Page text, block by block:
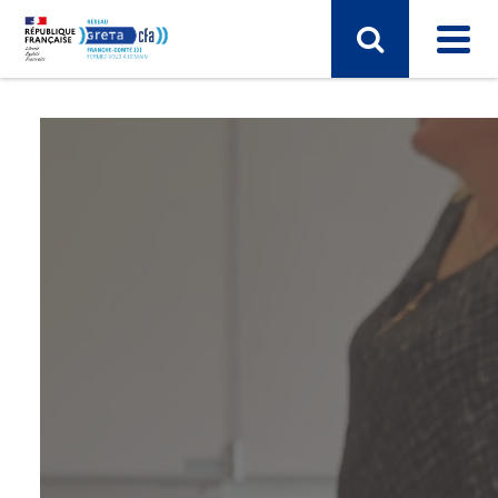
Sciences humaines, langues, pédagogie, information
Electronique, informatique, télécomunication